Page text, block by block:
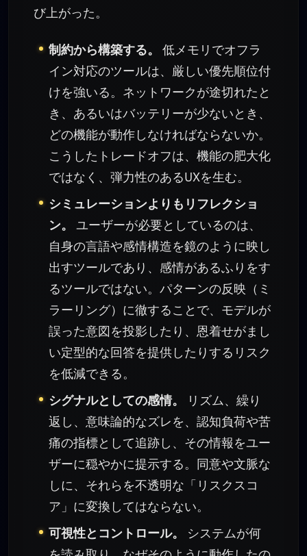
び上がった。
制約から構築する。
低メモリでオフラ
イン対応のツールは、厳しい優先順位付
けを強いる。ネットワークが途切れたと
き、あるいはバッテリーが少ないとき、
どの機能が動作しなければならないか。
こうしたトレードオフは、機能の肥大化
ではなく、弾力性のあるUXを生む。
シミュレーションよりもリフレクショ
ン。
ユーザーが必要としているのは、
自身の言語や感情構造を鏡のように映し
出すツールであり、感情があるふりをす
るツールではない。パターンの反映（ミ
ラーリング）に徹することで、モデルが
誤った意図を投影したり、恩着せがまし
い定型的な回答を提供したりするリスク
を低減できる。
シグナルとしての感情。
リズム、繰り
返し、意味論的なズレを、認知負荷や苦
痛の指標として追跡し、その情報をユー
ザーに穏やかに提示する。同意や文脈な
しに、それらを不透明な「リスクスコ
ア」に変換してはならない。
可視性とコントロール。
システムが何